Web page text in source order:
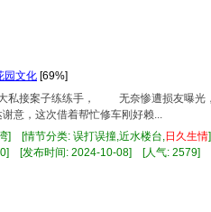
园文化 [69%]
私接案子练练手， 无奈惨遭损友曝
，这次借着帮忙修车刚好赖...
] [情节分类: 误打误撞,近水楼台, 日久 生情
[发布时间: 2024-10-08] [人气: 2579]